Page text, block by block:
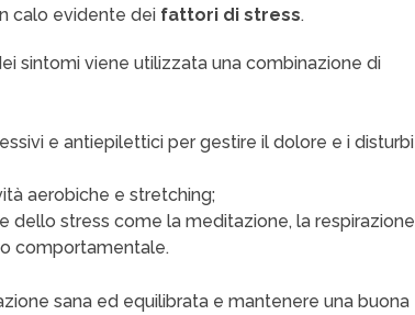
calo evidente dei fattori di stress.
sintomi viene utilizzata una combinazione di
e antiepilettici per gestire il dolore e i disturbi
aerobiche e stretching;
dello stress come la meditazione, la respirazione
comportamentale.
sana ed equilibrata e mantenere una buona